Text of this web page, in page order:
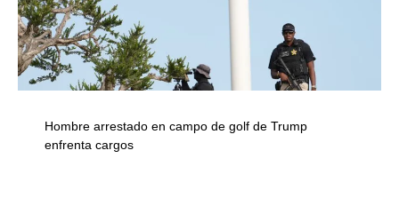
Hombre arrestado en campo de golf de Trump
enfrenta cargos